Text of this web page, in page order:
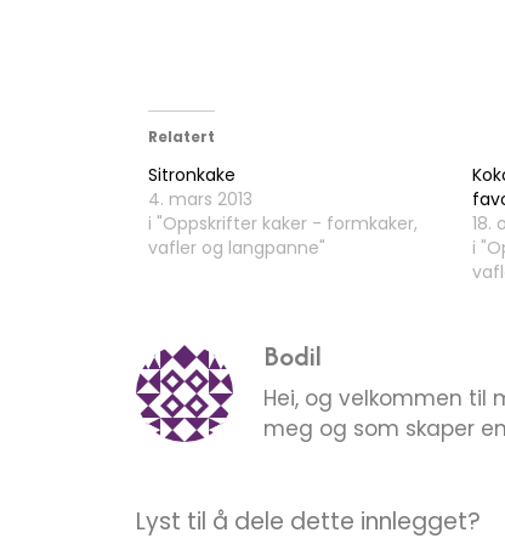
Relatert
Sitronkake
4. mars 2013
i "Oppskrifter kaker - formkaker,
vafler og langpanne"
18.
i
Bodil
Hei, og velkommen til
meg og som skaper
Lyst til å dele dette innlegget?